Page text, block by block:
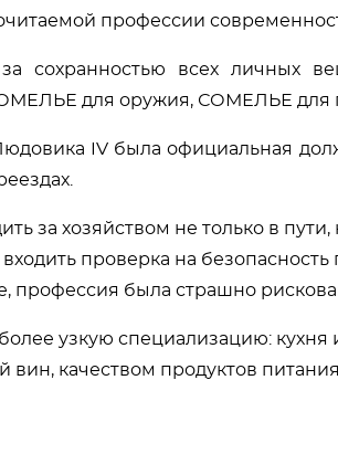
профессии
сохранностью всех личных
для оружия, СОМЕЛЬЕ для
IV была официальная
за хозяйством не только в
проверка на
профессия была страшно
узкую специализацию: кухня
качеством продуктов